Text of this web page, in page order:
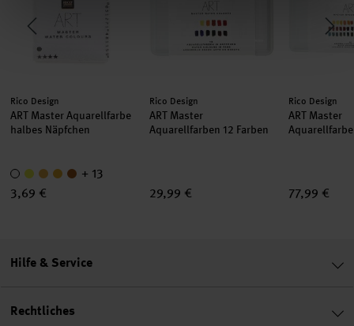
Hersteller:
Rico Design
ART Master Aquarellfarbe
halbes Näpfchen
+ 13
3,69 €
Hersteller:
Rico Design
ART Master
Aquarellfarben 12 Farben
29,99 €
Hersteller:
Rico Design
ART Master
77,99 €
Hilfe & Service
Rechtliches